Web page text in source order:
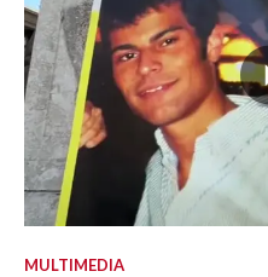
MULTIMEDIA